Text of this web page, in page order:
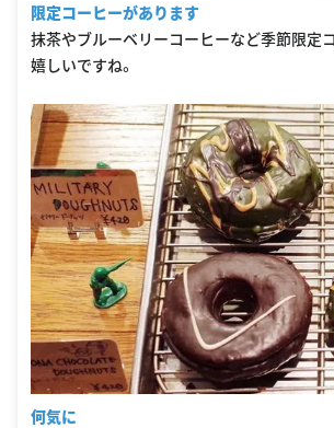
限定コーヒーがあります
抹茶やブルーベリーコーヒーなど季節限定
嬉しいですね。
何気に